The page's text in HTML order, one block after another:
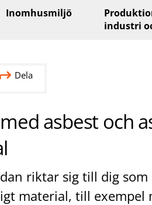
Inomhusmiljö
industri
Dela
asbest och
riktar sig till dig som
material, till